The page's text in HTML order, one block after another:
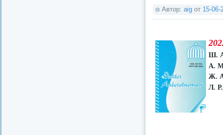
Автор: aig от 15-06-
Ш.
А.
Ж.
Л.